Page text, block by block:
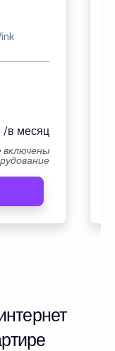
/в месяц